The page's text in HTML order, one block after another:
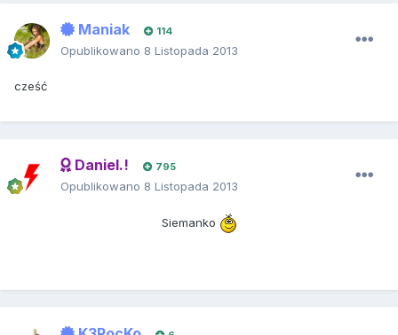
Maniak 114
Opublikowano 8 Listopada 2013
cześć
Daniel.! 795
Opublikowano 8 Listopada 2013
Siemanko